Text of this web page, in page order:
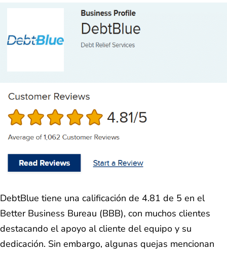
DebtBlue tiene una calificación de 4.81 de 5 en el
Better Business Bureau (BBB), con muchos clientes
destacando el apoyo al cliente del equipo y su
dedicación. Sin embargo, algunas quejas mencionan